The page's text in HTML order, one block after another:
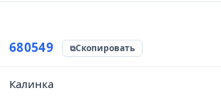
680549 Скопировать
Калинка